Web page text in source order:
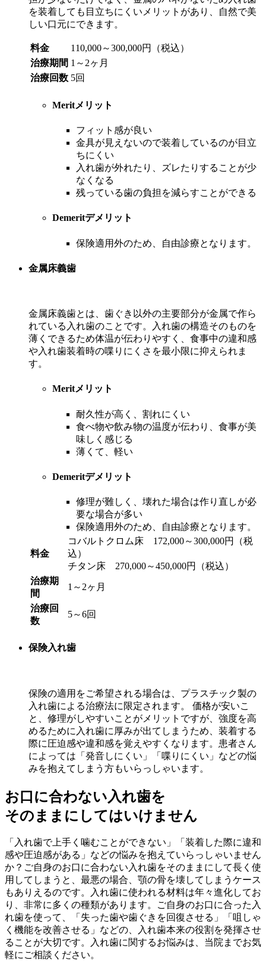
を装着しても目立ちにくいメリットがあり、自然で美
しい口元にできます。
料金
110,000～300,000円（税込）
治療期間 1～2ヶ月
治療回数 5回
Meritメリット
フィット感が良い
金具が見えないので装着しているのが目立
ちにくい
入れ歯が外れたり、ズレたりすることが少
なくなる
残っている歯の負担を減らすことができる
Demeritデメリット
保険適用外のため、自由診療となります。
金属床義歯
金属床義歯とは、歯ぐき以外の主要部分が金属で作ら
れている入れ歯のことです。入れ歯の構造そのものを
薄くできるため体温が伝わりやすく、食事中の違和感
や入れ歯装着時の喋りにくさを最小限に抑えられま
す。
Meritメリット
耐久性が高く、割れにくい
食べ物や飲み物の温度が伝わり、食事が美
味しく感じる
薄くて、軽い
Demeritデメリット
修理が難しく、壊れた場合は作り直しが必
要な場合が多い
保険適用外のため、自由診療となります。
料金
コバルトクロム床 172,000～300,000円（税
込）
チタン床 270,000～450,000円（税込）
治療期
間
1～2ヶ月
治療回
数
5～6回
保険入れ歯
保険の適用をご希望される場合は、プラスチック製の
入れ歯による治療法に限定されます。 価格が安いこ
と、修理がしやすいことがメリットですが、強度を高
めるために入れ歯に厚みが出てしまうため、装着する
際に圧迫感や違和感を覚えやすくなります。患者さん
によっては「発音しにくい」「喋りにくい」などの悩
みを抱えてしまう方もいらっしゃいます。
お口に合わない入れ歯を
そのままにしてはいけません
「入れ歯で上手く噛むことができない」「装着した際に違和
感や圧迫感がある」などの悩みを抱えていらっしゃいません
か？ご自身のお口に合わない入れ歯をそのままにして長く使
用してしまうと、最悪の場合、顎の骨を壊してしまうケース
もありえるのです。入れ歯に使われる材料は年々進化してお
り、非常に多くの種類があります。ご自身のお口に合った入
れ歯を使って、「失った歯や歯ぐきを回復させる」「咀しゃ
く機能を改善させる」などの、入れ歯本来の役割を発揮させ
ることが大切です。入れ歯に関するお悩みは、当院までお気
軽にご相談ください。